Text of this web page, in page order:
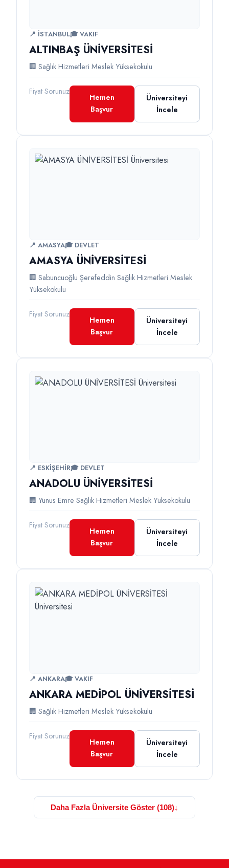
📍 İSTANBUL🎓 VAKIF
ALTINBAŞ ÜNİVERSİTESİ
🏢 Sağlık Hizmetleri Meslek Yüksekokulu
Fiyat Sorunuz
Hemen
Başvur
Üniversiteyi
İncele
📍 AMASYA🎓 DEVLET
AMASYA ÜNİVERSİTESİ
🏢 Sabuncuoğlu Şerefeddin Sağlık Hizmetleri Meslek
Yüksekokulu
Fiyat Sorunuz
Hemen
Başvur
Üniversiteyi
İncele
📍 ESKİŞEHİR🎓 DEVLET
ANADOLU ÜNİVERSİTESİ
🏢 Yunus Emre Sağlık Hizmetleri Meslek Yüksekokulu
Fiyat Sorunuz
Hemen
Başvur
Üniversiteyi
İncele
📍 ANKARA🎓 VAKIF
ANKARA MEDİPOL ÜNİVERSİTESİ
🏢 Sağlık Hizmetleri Meslek Yüksekokulu
Fiyat Sorunuz
Hemen
Başvur
Üniversiteyi
İncele
Daha Fazla Üniversite Göster (108)↓